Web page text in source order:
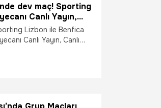
dev maç! Sporting
Canlı Yayın,
ile Misli'de
Lizbon ile Benfica
Canlı Yayın, Canlı